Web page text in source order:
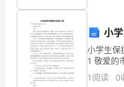
小
小学生保
1 敬爱的
事。那想
车时都戴
1阅读 0